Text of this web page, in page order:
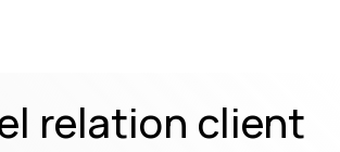
relation client